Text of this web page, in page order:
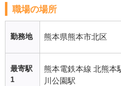
職場の場所
勤務地 熊本県熊本市北区
最寄駅
1
熊本電鉄本線 北熊本
川公園駅